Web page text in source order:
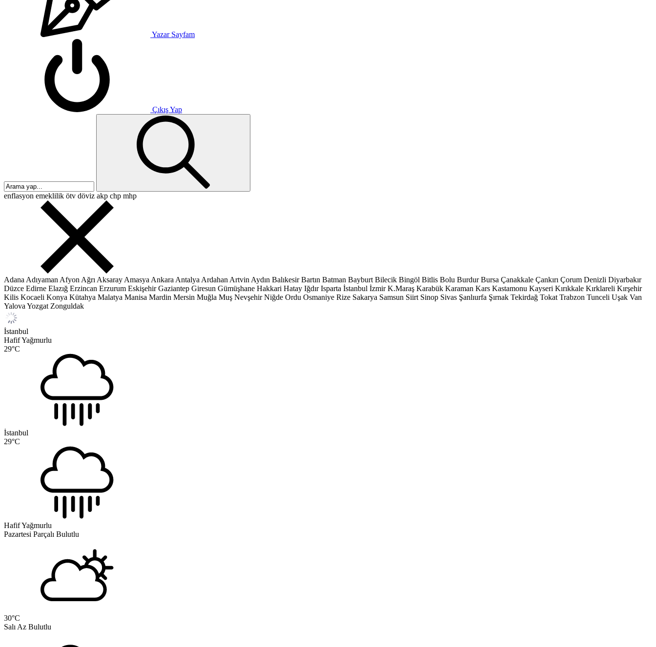
Yazar Sayfam
Çıkış Yap
enflasyon emeklilik ötv döviz akp chp mhp
Adana Adıyaman Afyon Ağrı Aksaray Amasya Ankara Antalya Ardahan Artvin Aydın Balıkesir Bartın Batman Bayburt Bilecik Bingöl Bitlis Bolu Burdur Bursa Çanakkale Çankırı Çorum Denizli Diyarbakır
Düzce Edirne Elazığ Erzincan Erzurum Eskişehir Gaziantep Giresun Gümüşhane Hakkari Hatay Iğdır Isparta İstanbul İzmir K.Maraş Karabük Karaman Kars Kastamonu Kayseri Kırıkkale Kırklareli Kırşehir
Kilis Kocaeli Konya Kütahya Malatya Manisa Mardin Mersin Muğla Muş Nevşehir Niğde Ordu Osmaniye Rize Sakarya Samsun Siirt Sinop Sivas Şanlıurfa Şırnak Tekirdağ Tokat Trabzon Tunceli Uşak Van
Yalova Yozgat Zonguldak
İstanbul
Hafif Yağmurlu
29°C
İstanbul
29°C
Hafif Yağmurlu
Pazartesi Parçalı Bulutlu
30°C
Salı Az Bulutlu